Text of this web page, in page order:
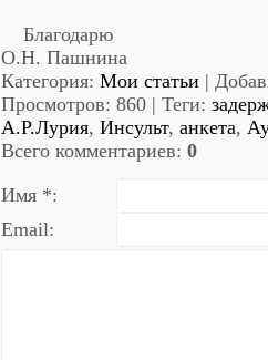
Благодарю
О.Н. Пашнина
Категория: Мои статьи |
Просмотров: 860 | Теги:
А.Р.Лурия, Инсульт, анкета,
Всего комментариев: 0
Имя *:
Email: